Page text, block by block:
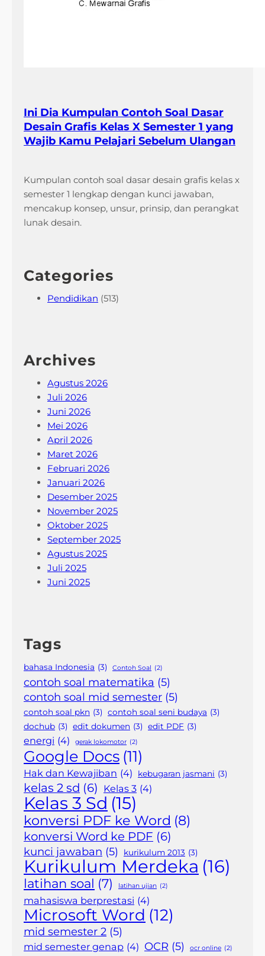
Ini Dia Kumpulan Contoh Soal Dasar
Desain Grafis Kelas X Semester 1 yang
Wajib Kamu Pelajari Sebelum Ulangan
Kumpulan contoh soal dasar desain grafis kelas x
semester 1 lengkap dengan kunci jawaban,
mencakup konsep, unsur, prinsip, dan perangkat
lunak desain.
Categories
Pendidikan (513)
Archives
Agustus 2026
Juli 2026
Juni 2026
Mei 2026
April 2026
Maret 2026
Februari 2026
Januari 2026
Desember 2025
November 2025
Oktober 2025
September 2025
Agustus 2025
Juli 2025
Juni 2025
Tags
bahasa Indonesia (3) Contoh Soal (2)
contoh soal matematika (5)
contoh soal mid semester (5)
contoh soal pkn (3) contoh soal seni budaya (3)
dochub (3) edit dokumen (3) edit PDF (3)
energi (4) gerak lokomotor (2)
Google Docs (11)
Hak dan Kewajiban (4) kebugaran jasmani (3)
kelas 2 sd (6) Kelas 3 (4)
Kelas 3 Sd (15)
konversi PDF ke Word (8)
konversi Word ke PDF (6)
kunci jawaban (5) kurikulum 2013 (3)
Kurikulum Merdeka (16)
latihan soal (7) latihan ujian (2)
mahasiswa berprestasi (4)
Microsoft Word (12)
mid semester 2 (5)
mid semester genap (4) OCR (5) ocr online (2)